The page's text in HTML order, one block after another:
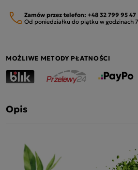
Zamów przez telefon: +48 32 799 95 47
Od poniedziałku do piątku w godzinach
MOŻLIWE METODY PŁATNOŚCI
Opis